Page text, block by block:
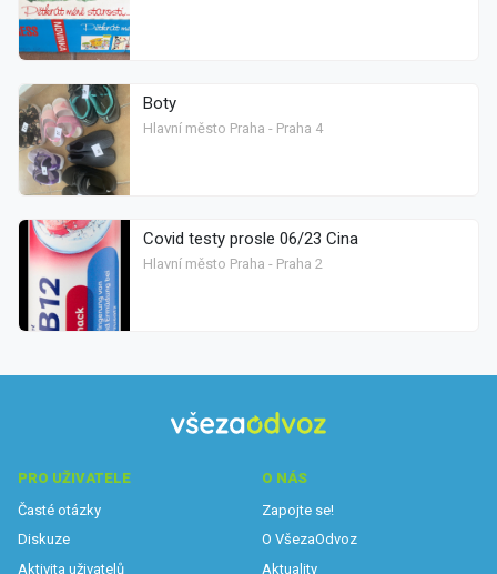
Boty
Hlavní město Praha - Praha 4
Covid testy prosle 06/23 Cina
Hlavní město Praha - Praha 2
PRO UŽIVATELE
Časté otázky
Diskuze
Aktivita uživatelů
O NÁS
Zapojte se!
O VšezaOdvoz
Aktuality